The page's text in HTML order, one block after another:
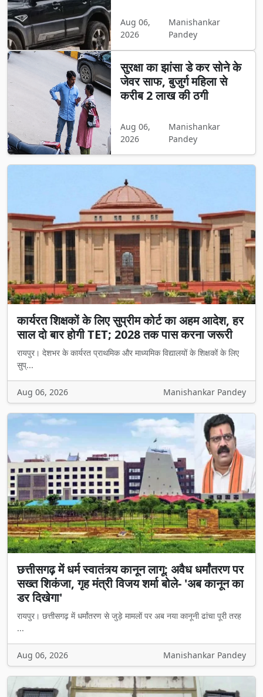
Aug 06,
2026
Manishankar
Pandey
सुरक्षा का झांसा डे कर सोने के
जेवर साफ, बुजुर्ग महिला से
करीब 2 लाख की ठगी
Aug 06,
2026
Manishankar
Pandey
कार्यरत शिक्षकों के लिए सुप्रीम कोर्ट का अहम आदेश, हर
साल दो बार होगी TET; 2028 तक पास करना जरूरी
रायपुर। देशभर के कार्यरत प्राथमिक और माध्यमिक विद्यालयों के शिक्षकों के लिए
सुप्...
Aug 06, 2026 Manishankar Pandey
छत्तीसगढ़ में धर्म स्वातंत्र्य कानून लागू: अवैध धर्मांतरण पर
सख्त शिकंजा, गृह मंत्री विजय शर्मा बोले- 'अब कानून का
डर दिखेगा'
रायपुर। छत्तीसगढ़ में धर्मांतरण से जुड़े मामलों पर अब नया कानूनी ढांचा पूरी तरह
...
Aug 06, 2026 Manishankar Pandey